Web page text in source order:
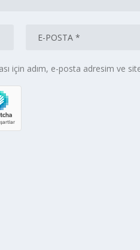
için adım, e-posta adresim ve